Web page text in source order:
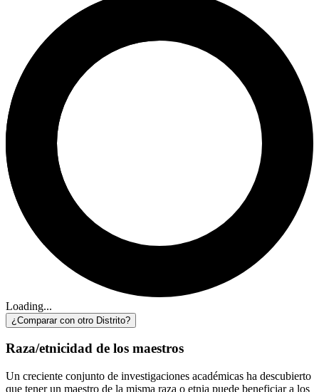
Loading...
¿Comparar con otro Distrito?
Raza/etnicidad de los maestros
Un creciente conjunto de investigaciones académicas ha descubierto
que tener un maestro de la misma raza o etnia puede beneficiar a los